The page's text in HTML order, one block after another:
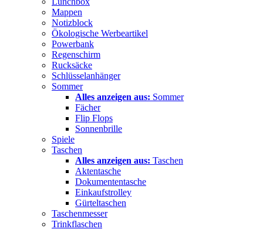
Mappen
Notizblock
Ökologische Werbeartikel
Powerbank
Regenschirm
Rucksäcke
Schlüsselanhänger
Sommer
Alles anzeigen aus: Sommer
Fächer
Flip Flops
Sonnenbrille
Spiele
Taschen
Alles anzeigen aus: Taschen
Aktentasche
Dokumententasche
Einkaufstrolley
Gürteltaschen
Taschenmesser
Trinkflaschen